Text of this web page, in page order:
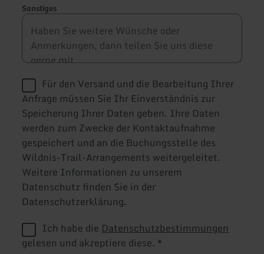
Sonstiges
Für den Versand und die Bearbeitung Ihrer
Anfrage müssen Sie Ihr Einverständnis zur
Speicherung Ihrer Daten geben. Ihre Daten
werden zum Zwecke der Kontaktaufnahme
gespeichert und an die Buchungsstelle des
Wildnis-Trail-Arrangements weitergeleitet.
Weitere Informationen zu unserem
Datenschutz finden Sie in der
Datenschutzerklärung.
Ich habe die Datenschutzbestimmungen
gelesen und akzeptiere diese. *